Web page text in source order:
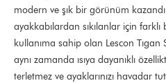
modern ve şık bir görünüm
ayakkabılardan sıkılanlar için
kullanıma sahip olan Lescon Tıgan
aynı zamanda ısıya dayanıklı
terletmez ve ayaklarınızı havadar